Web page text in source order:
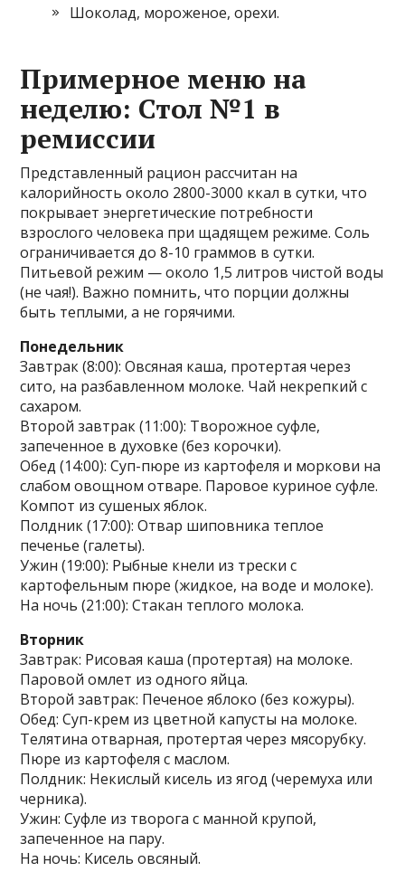
Шоколад, мороженое, орехи.
Примерное меню на
неделю: Стол №1 в
ремиссии
Представленный рацион рассчитан на
калорийность около 2800-3000 ккал в сутки, что
покрывает энергетические потребности
взрослого человека при щадящем режиме. Соль
ограничивается до 8-10 граммов в сутки.
Питьевой режим — около 1,5 литров чистой воды
(не чая!). Важно помнить, что порции должны
быть теплыми, а не горячими.
Понедельник
Завтрак (8:00): Овсяная каша, протертая через
сито, на разбавленном молоке. Чай некрепкий с
сахаром.
Второй завтрак (11:00): Творожное суфле,
запеченное в духовке (без корочки).
Обед (14:00): Суп-пюре из картофеля и моркови на
слабом овощном отваре. Паровое куриное суфле.
Компот из сушеных яблок.
Полдник (17:00): Отвар шиповника теплое
печенье (галеты).
Ужин (19:00): Рыбные кнели из трески с
картофельным пюре (жидкое, на воде и молоке).
На ночь (21:00): Стакан теплого молока.
Вторник
Завтрак: Рисовая каша (протертая) на молоке.
Паровой омлет из одного яйца.
Второй завтрак: Печеное яблоко (без кожуры).
Обед: Суп-крем из цветной капусты на молоке.
Телятина отварная, протертая через мясорубку.
Пюре из картофеля с маслом.
Полдник: Некислый кисель из ягод (черемуха или
черника).
Ужин: Суфле из творога с манной крупой,
запеченное на пару.
На ночь: Кисель овсяный.